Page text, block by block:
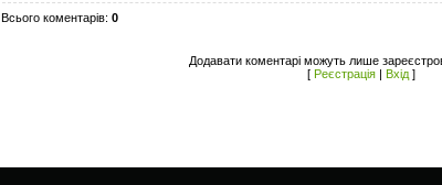
Всього коментарів: 0
Додавати коментарі можуть лише
[ Реєстрація | Вхід ]